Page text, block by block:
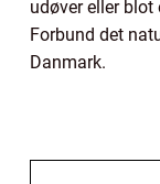
udøver eller
Forbund det
Danmark.